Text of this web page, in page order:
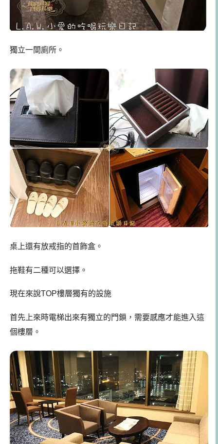
獨立一間廁所。
桌上還有放戒指的首飾盒。
拖鞋有二種可以選擇。
現在來說TOP樓層獨有的設施
首先上來時電梯出來有獨立的門鎖，需要感應才能進入這
個樓層。